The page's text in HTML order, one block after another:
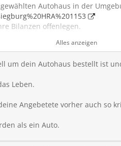
Autohaus in der
Bilanzen offenlegen.
holt sich diese und stellt sie im
Unternehmen in den letzten
Alles anzeigen
um dein Autohaus bestellt ist
Leben.
Angebetete vorher auch so
als ein Auto.